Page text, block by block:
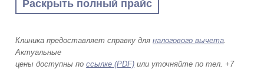
Раскрыть полный прайс
Клиника предоставляет справку дляналогового вычета.
Актуальные
цены доступны поссылке (PDF) или уточняйте по тел. +7